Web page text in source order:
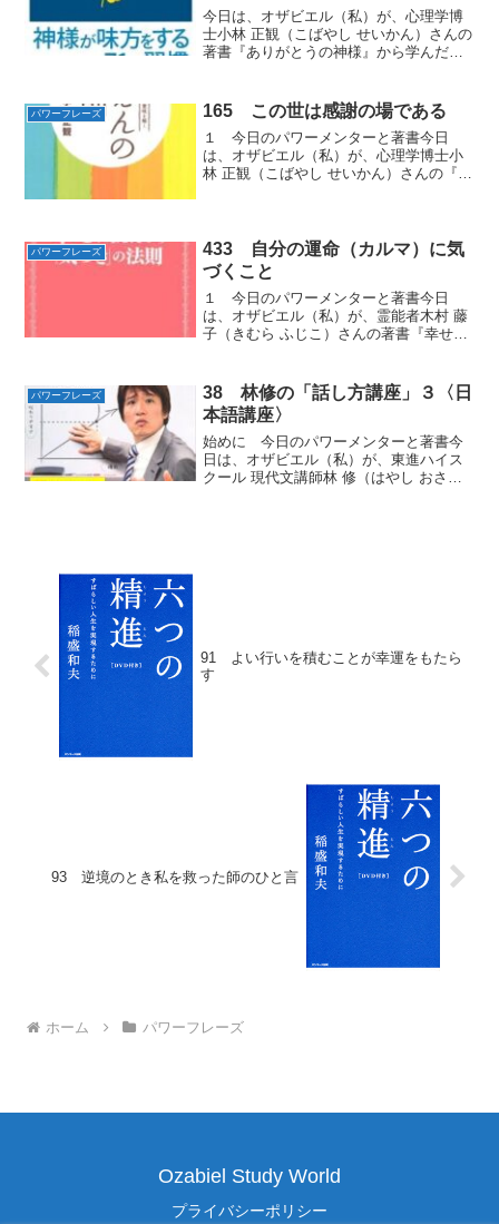
今日は、オザビエル（私）が、心理学博
士小林 正観（こばやし せいかん）さんの
著書『ありがとうの神様』から学んだ合
１ ９つのレベル一見、理不りふ尽じん
で不幸な現象が起きたとき...
パワーフレーズ 165 この世は感謝の場である
１ 今日のパワーメンターと著書今日
は、オザビエル（私）が、心理学博士小
林 正観（こばやし せいかん）さんの『ご
２ この世は修行の場、喜びの...
パワーフレーズ
433 自分の運命（カルマ）に気
づくこと
１ 今日のパワーメンターと著書今日
は、オザビエル（私）が、霊能者木村 藤
子（きむら ふじこ）さんの著書『幸せに
レーズ」をお届けします。２ 目覚めと
は、自分の運命、カルマ...
パワーフレーズ
38 林修の「話し方講座」３〈日
本語講座〉
始めに 今日のパワーメンターと著書今
日は、オザビエル（私）が、東進ハイス
クール 現代文講師林 修（はやし おさ
91 よい行いを積むことが幸運をもたら
す
93 逆境のとき私を救った師のひと言
ホーム パワーフレーズ
Ozabiel Study World
プライバシーポリシー